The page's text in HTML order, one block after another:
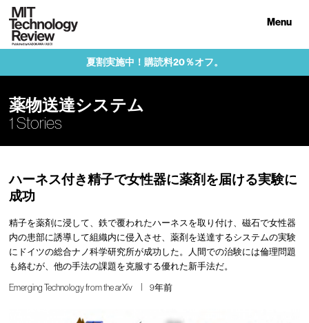
Menu
夏割実施中！購読料20％オフ。
薬物送達システム
1 Stories
ハーネス付き精子で女性器に薬剤を届ける実験に
成功
精子を薬剤に浸して、鉄で覆われたハーネスを取り付け、磁石で女性器
内の患部に誘導して組織内に侵入させ、薬剤を送達するシステムの実験
にドイツの総合ナノ科学研究所が成功した。人間での治験には倫理問題
も絡むが、他の手法の課題を克服する優れた新手法だ。
Emerging Technology from the arXiv 9年前